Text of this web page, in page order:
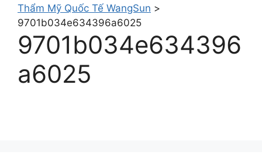
Thẩm Mỹ Quốc Tế WangSun >
9701b034e634396a6025
9701b034e634396
a6025